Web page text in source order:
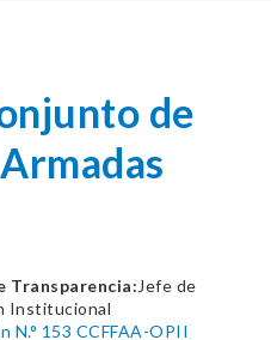
de
Transparencia: Jefe de
Institucional
N.° 153 CCFFAA-OPII